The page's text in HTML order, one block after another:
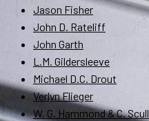
Jason Fisher
John D. Rateliff
John Garth
L.M. Gildersleeve
Michael D.C. Drout
Verlyn Flieger
W. G. Hammond & C. Scull